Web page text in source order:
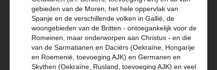
gebieden van de Moren, het hele oppervlak van
Spanje en de verschillende volken in Gallië, de
woongebieden van de Britten - ontoegankelijk voor de
Romeinen, maar onderworpen aan Christus - en die
van de Sarmatianen en Daciërs (Oekraïne, Hongarije
en Roemenië, toevoeging AJK) en Germanen en
Skythen (Oekraïne, Rusland, toevoeging AJK) en veel